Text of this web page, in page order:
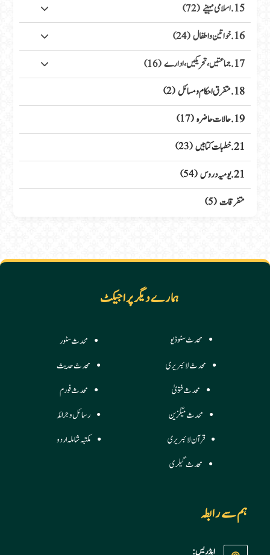
15. اسلامی مہینے (72)
16. خواتین واطفال (24)
17. جماعتیں، تحریکیں، ادارے (16)
18. متفرق احکام ومسائل (2)
19. حالات حاضرہ (17)
21. خطبات کتابیں (23)
21. یومیہ دروس (54)
متفرقات (5)
ہمارے دیگر پراجیکٹ
محدث سٹوڈیو
محدث سٹور
محدث لائبریری
محدث حدیث
محدث فتویٰ
محدث فورم
محدث میگزین
رسائل وجرائد
قرآن لائبریری
مکتبہ شاملہ اردو
محدث گیلری
ہم سے رابطہ
ایڈریس: